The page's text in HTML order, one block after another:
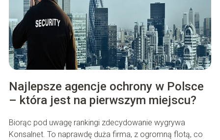
Najlepsze agencje ochrony w Polsce
– która jest na pierwszym miejscu?
Biorąc pod uwagę rankingi zdecydowanie wygrywa
Konsalnet. To naprawdę duża firma, z ogromną flotą, co